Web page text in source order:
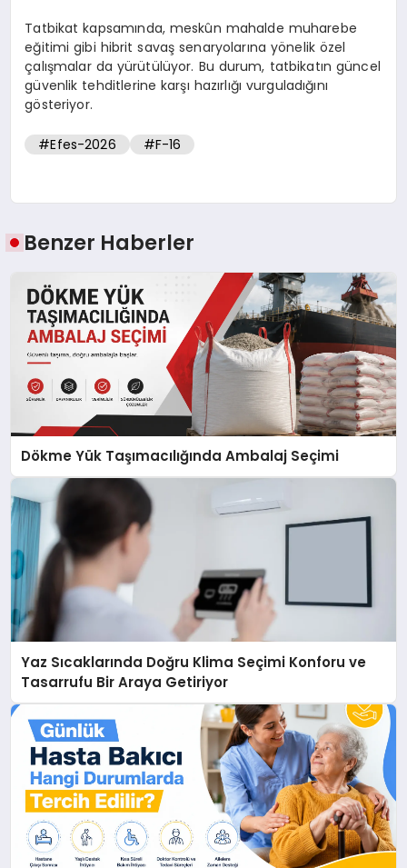
Tatbikat kapsamında, meskûn mahalde muharebe
eğitimi gibi hibrit savaş senaryolarına yönelik özel
çalışmalar da yürütülüyor. Bu durum, tatbikatın güncel
güvenlik tehditlerine karşı hazırlığı vurguladığını
gösteriyor.
#Efes-2026 #F-16
Benzer Haberler
Dökme Yük Taşımacılığında Ambalaj Seçimi
Yaz Sıcaklarında Doğru Klima Seçimi Konforu ve
Tasarrufu Bir Araya Getiriyor